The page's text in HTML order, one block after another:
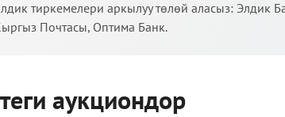
тиркемелери аркылуу төлөй аласыз: Элдик
Почтасы, Оптима Банк.
аукциондор